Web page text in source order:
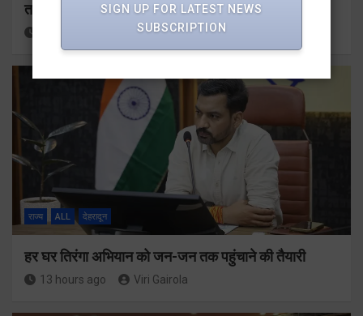
तकनीकी शिक्षा विभाग प्रदेशभर में आयोजित करेगा रोजगार मेले
Viri Gairola
राज्य ALL देहरादून
हर घर तिरंगा अभियान को जन-जन तक पहुंचाने की तैयारी
13 hours ago Viri Gairola
SIGN UP FOR LATEST NEWS
SUBSCRIPTION